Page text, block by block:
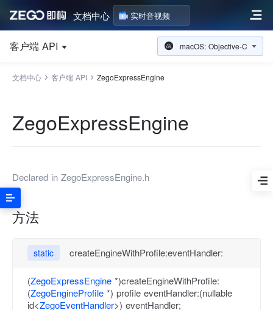
文档中心 实时音视频
客户端 API macOS: Objective-C
文档中心 客户端 API ZegoExpressEngine
ZegoExpressEngine
Declared in ZegoExpressEngine.h
方法
static createEngineWithProfile:eventHandler:
(ZegoExpressEngine *)createEngineWithProfile:
(ZegoEngineProfile *) profile eventHandler:(nullable
id<ZegoEventHandler>) eventHandler;